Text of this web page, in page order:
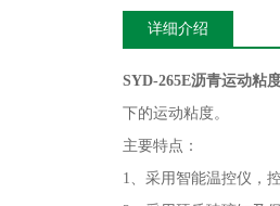
详细介绍
SYD-265E沥青运动粘
下的运动粘度。
主要特点：
1、采用智能温控仪，